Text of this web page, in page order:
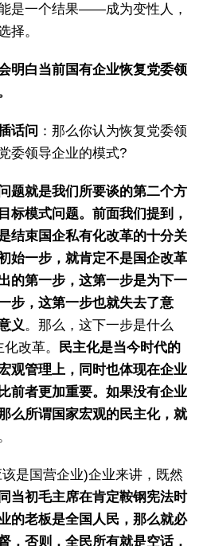
是一个结果——成为变性人，
择。
明白当前国有企业恢复党委领
话问 ：那么你认为恢复党委领
委领导企业的模式?
题就是我们所要谈的第二个方
标模式问题。前面我们提到，
结束国企私有化改革的十分关
始一步，就肯定不是国企改革
的第一步，这第一步是为下一
步，这第一步也就失去了意
义。那么，这下一步是什么
改革。 民主化是当今时代的
观管理上，同时也体现在企业
前者更加重要。如果没有企业
么所谓国家宏观的民主化，就
是国营企业)企业来讲，既然
当初毛主席在肯定鞍钢宪法时
的老板是全国人民，那么就必
，否则，全民所有就是空话，